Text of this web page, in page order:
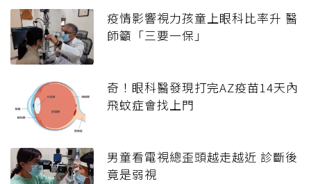
疫情影響視力孩童上眼科比率升 醫
師籲「三要一保」
奇！眼科醫發現打完AZ疫苗14天內
飛蚊症會找上門
男童看電視總歪頭越走越近 診斷後
竟是弱視